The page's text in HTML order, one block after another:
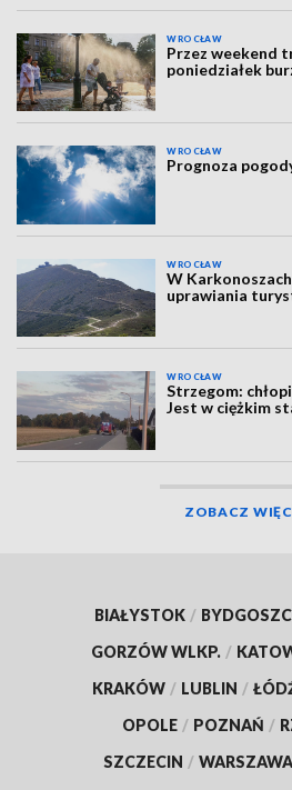
WROCŁAW
Przez weekend
poniedziałek
WROCŁAW
Prognoza
WROCŁAW
W
uprawiania
WROCŁAW
Strzegom:
Jest w ciężkim
ZOBACZ
BIAŁYSTOK /
GORZÓW WLKP. /
KRAKÓW / LUBLIN /
OPOLE / POZNAŃ /
SZCZECIN / WARSZAWA